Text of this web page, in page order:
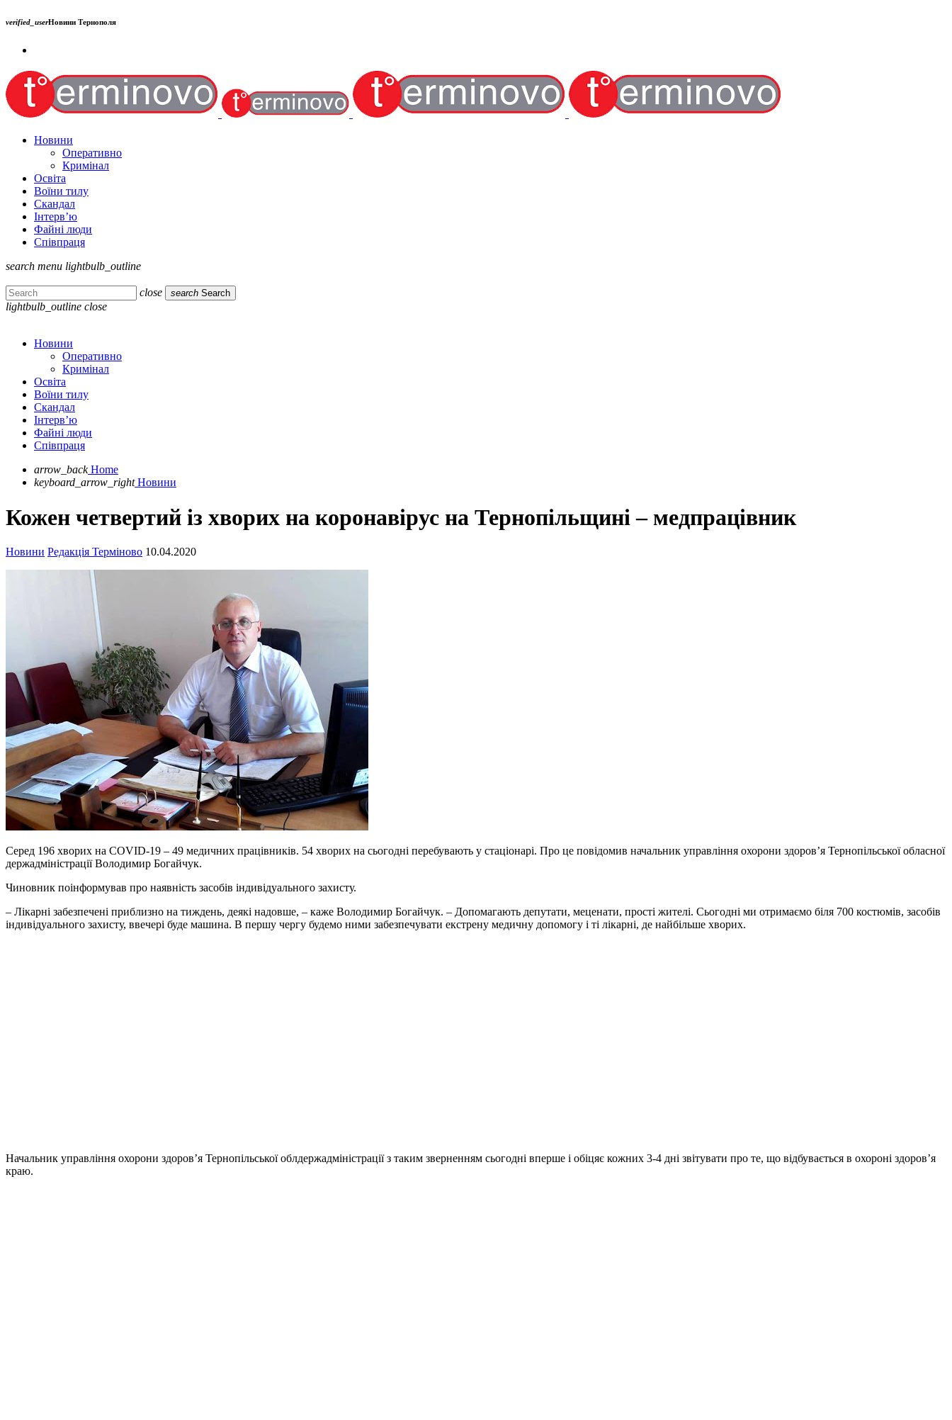
verified_userНовини Тернополя
Новини
Оперативно
Кримінал
Освіта
Воїни тилу
Скандал
Інтерв’ю
Файні люди
Співпраця
search menu lightbulb_outline
close search Search
lightbulb_outline close
Новини
Оперативно
Кримінал
Освіта
Воїни тилу
Скандал
Інтерв’ю
Файні люди
Співпраця
arrow_back Home
keyboard_arrow_right Новини
Кожен четвертий із хворих на коронавірус на Тернопільщині – медпрацівник
Новини Редакція Терміново 10.04.2020
Серед 196 хворих на COVID-19 – 49 медичних працівників. 54 хворих на сьогодні перебувають у стаціонарі. Про це повідомив начальник управління охорони здоров’я Тернопільської обласної
держадміністрації Володимир Богайчук.
Чиновник поінформував про наявність засобів індивідуального захисту.
– Лікарні забезпечені приблизно на тиждень, деякі надовше, – каже Володимир Богайчук. – Допомагають депутати, меценати, прості жителі. Сьогодні ми отримаємо біля 700 костюмів, засобів
індивідуального захисту, ввечері буде машина. В першу чергу будемо ними забезпечувати екстрену медичну допомогу і ті лікарні, де найбільше хворих.
Начальник управління охорони здоров’я Тернопільської облдержадміністрації з таким зверненням сьогодні вперше і обіцяє кожних 3-4 дні звітувати про те, що відбувається в охороні здоров’я
краю.